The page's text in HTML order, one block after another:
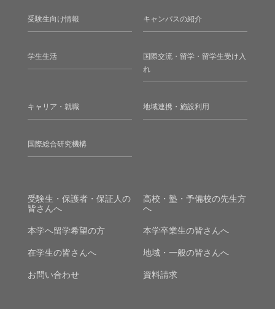
受験生向け情報 キャンパスの紹介
学生生活
国際交流・留学・留学生受け入
れ
キャリア・就職 地域連携・施設利用
国際総合研究機構
受験生・保護者・保証人の
皆さんへ
高校・塾・予備校の先生方
へ
本学へ留学希望の方 本学卒業生の皆さんへ
在学生の皆さんへ 地域・一般の皆さんへ
お問い合わせ 資料請求